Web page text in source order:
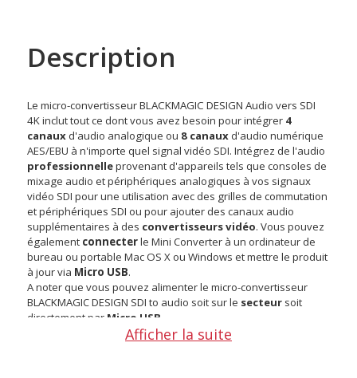
Description
Lemicro-convertisseur BLACKMAGIC DESIGN Audio vers SDI
4K inclut tout ce dont vous avez besoin pour intégrer 4
canaux d'audio analogique ou 8 canaux d'audio numérique
AES/EBU à n'importe quel signal vidéo SDI. Intégrez de l'audio
professionnelleprovenant d'appareils tels que consoles de
mixage audio et périphériques analogiques à vos signaux
vidéo SDI pour une utilisation avec des grilles de commutation
et périphériques SDI ou pour ajouter des canaux audio
supplémentaires à des convertisseurs vidéo. Vous pouvez
également connecterle Mini Converter à un ordinateur de
bureau ou portable Mac OS X ou Windows et mettre le produit
à jour via Micro USB.
A noter que vous pouvez alimenter le micro-convertisseur
BLACKMAGIC DESIGN SDI to audio soit sur le secteur soit
directement par Micro USB
Afficher la suite